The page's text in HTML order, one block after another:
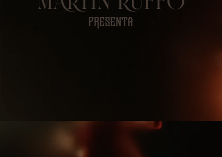
PRESENTA